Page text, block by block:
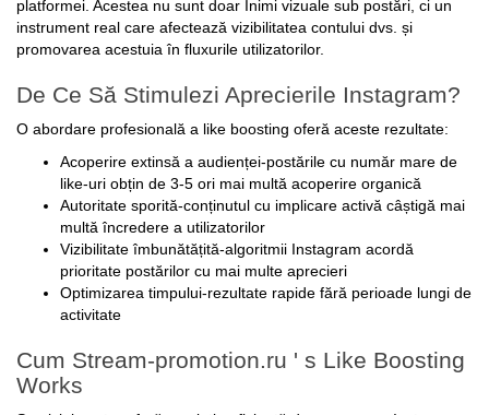
instrument real care afectează vizibilitatea contului dvs. și
promovarea acestuia în fluxurile utilizatorilor.
like-uri obțin de 3-5 ori mai multă acoperire organică
Autoritate sporită-conținutul cu implicare activă câștigă mai
multă încredere a utilizatorilor
Vizibilitate îmbunătățită-algoritmii Instagram acordă
prioritate postărilor cu mai multe aprecieri
Optimizarea timpului-rezultate rapide fără perioade lungi de
activitate
Works